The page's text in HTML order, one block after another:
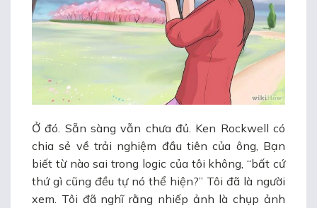
Ở đó. Sẵn sàng vẫn chưa đủ. Ken Rockwell có
chia sẻ về trải nghiệm đầu tiên của ông, Bạn
biết từ nào sai trong logic của tôi không, “bất cứ
thứ gì cũng đều tự nó thể hiện?” Tôi đã là người
xem. Tôi đã nghĩ rằng nhiếp ảnh là chụp ảnh